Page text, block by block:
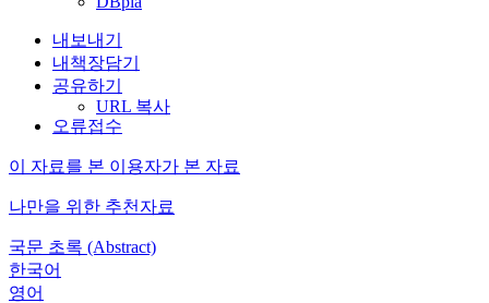
내보내기
내책장담기
공유하기
URL 복사
오류접수
이 자료를 본 이용자가 본 자료
나만을 위한 추천자료
국문 초록 (Abstract)
한국어
영어